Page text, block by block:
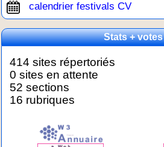
calendrier festivals CV
Stats + votes
414 sites répertoriés
0 sites en attente
52 sections
16 rubriques